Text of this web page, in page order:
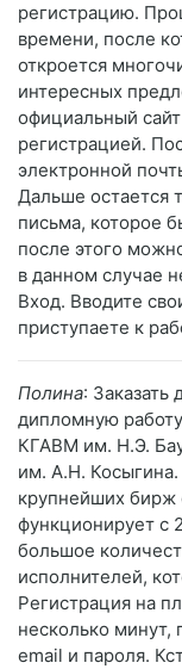
регистрацию.
времени, после
откроется
интересных
официальный
регистрацией.
электронной
Дальше остается
письма, которое
после этого
в данном случае
Вход. Вводите
приступаете к
Полина: Заказать
дипломную
КГАВМ им. Н.Э.
им. А.Н. Косыгина.
крупнейших бирж
функционирует с
большое
исполнителей,
Регистрация на
несколько минут,
email и пароля.